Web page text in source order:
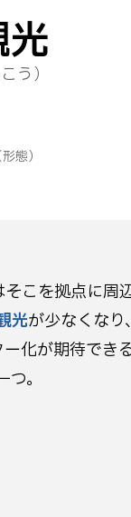
う）
形態）
を拠点に周
光が少なくな
化が期待で
。